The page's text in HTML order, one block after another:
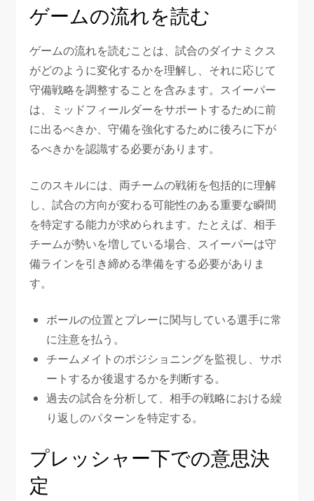
ゲームの流れを読む
ゲームの流れを読むことは、試合のダイナミクス
がどのように変化するかを理解し、それに応じて
守備戦略を調整することを含みます。スイーパー
は、ミッドフィールダーをサポートするために前
に出るべきか、守備を強化するために後ろに下が
るべきかを認識する必要があります。
このスキルには、両チームの戦術を包括的に理解
し、試合の方向が変わる可能性のある重要な瞬間
を特定する能力が求められます。たとえば、相手
チームが勢いを増している場合、スイーパーは守
備ラインを引き締める準備をする必要がありま
す。
ボールの位置とプレーに関与している選手に常
に注意を払う。
チームメイトのポジショニングを監視し、サポ
ートするか後退するかを判断する。
過去の試合を分析して、相手の戦略における繰
り返しのパターンを特定する。
プレッシャー下での意思決
定